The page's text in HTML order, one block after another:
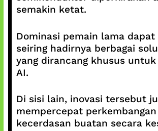
semakin ketat.
Dominasi pemain lama
seiring hadirnya berbagai
yang dirancang khusus
AI.
Di sisi lain, inovasi tersebut
mempercepat
kecerdasan buatan secara